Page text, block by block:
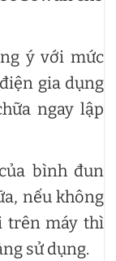
ý với mức
gia dụng
ngay lập
bình đun
nếu không
trên máy thì
sử dụng.